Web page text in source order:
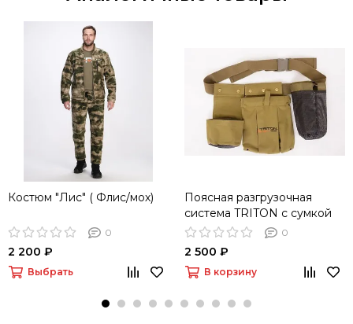
Костюм "Лис" ( Флис/мох)
0
2 200 ₽
Выбрать
Поясная разгрузочная
система TRITON с сумкой
сброса(хаки)
0
2 500 ₽
В корзину